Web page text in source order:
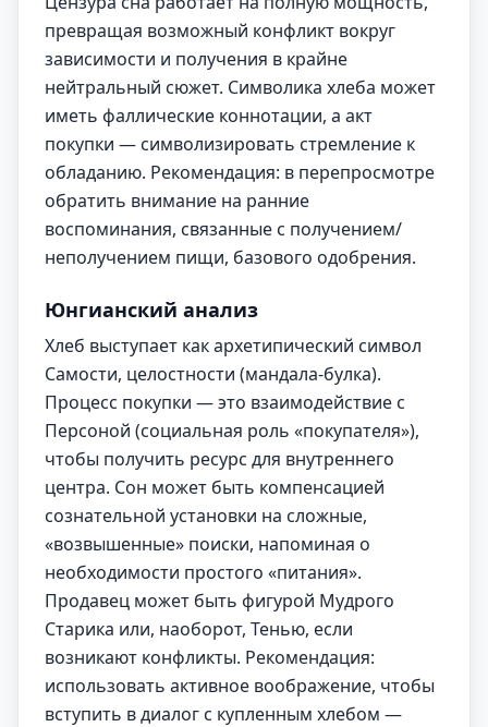
превращая возможный конфликт вокруг
зависимости и получения в крайне
нейтральный сюжет. Символика хлеба может
иметь фаллические коннотации, а акт
покупки — символизировать стремление к
обладанию. Рекомендация: в перепросмотре
обратить внимание на ранние
воспоминания, связанные с получением/
неполучением пищи, базового одобрения.
Юнгианский анализ
Хлеб выступает как архетипический символ
Самости, целостности (мандала-булка).
Процесс покупки — это взаимодействие с
Персоной (социальная роль «покупателя»),
чтобы получить ресурс для внутреннего
центра. Сон может быть компенсацией
сознательной установки на сложные,
«возвышенные» поиски, напоминая о
необходимости простого «питания».
Продавец может быть фигурой Мудрого
Старика или, наоборот, Тенью, если
возникают конфликты. Рекомендация:
использовать активное воображение, чтобы
вступить в диалог с купленным хлебом —